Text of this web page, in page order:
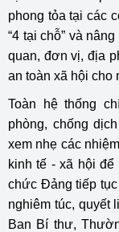
phong tỏa tại các
“4 tại chỗ” và
quan, đơn vị, địa
an toàn xã hội cho
Toàn hệ thống
phòng, chống
xem nhẹ các
kinh tế - xã hội để
chức Đảng tiếp
nghiêm túc, quyết
Ban Bí thư,